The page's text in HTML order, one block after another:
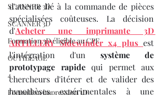
SCANNER 3D
SCANNER 3D
Formation 3D éligible au CPF
OUTILLAGE
4
Formation impression 3D
d'attente lié à la commande de pièces
spécialisées coûteuses. La décision
d'Acheter une imprimante 3D
ARTILLERY Sidewinder x4 plus est
l'intégration d'un système de
prototypage rapide qui permet aux
chercheurs d'itérer et de valider des
hypothèses expérimentales à une